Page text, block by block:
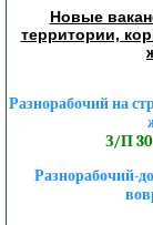
Новые
территории,
Разнорабочий на
З/П 30
Разнорабочий-